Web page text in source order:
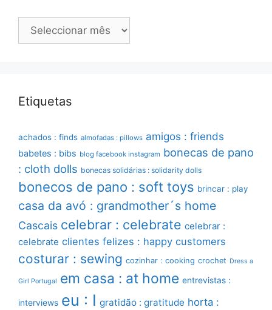
Arquivo
Etiquetas
achados : finds almofadas : pillows amigos : friends
babetes : bibs blog facebook instagram bonecas de pano
: cloth dolls bonecas solidárias : solidarity dolls
bonecos de pano : soft toys brincar : play
casa da avó : grandmother´s home
Cascais celebrar : celebrate celebrar :
celebrate clientes felizes : happy customers
costurar : sewing cozinhar : cooking crochet Dress a
Girl Portugal em casa : at home entrevistas :
interviews eu : I gratidão : gratitude horta :